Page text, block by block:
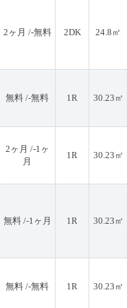
2ヶ月 /-無料 2DK 24.8㎡
無料 /-無料 1R 30.23㎡
2ヶ月 /-1ヶ
月
1R 30.23㎡
無料 /-1ヶ月 1R 30.23㎡
無料 /-無料 1R 30.23㎡